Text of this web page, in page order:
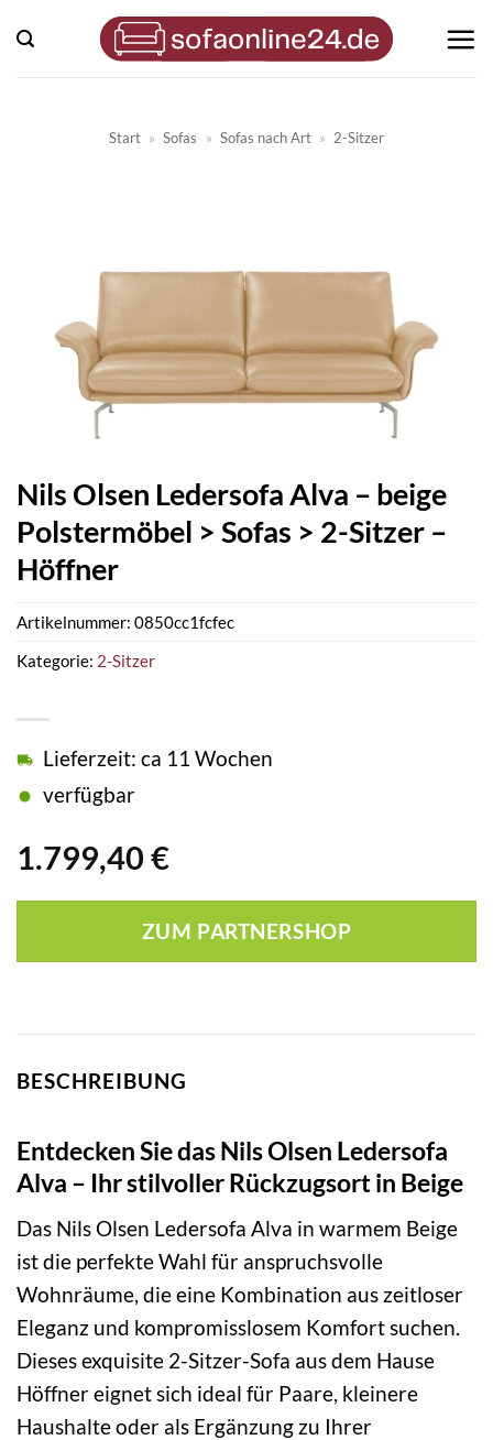
Inhalt
springen
Start » Sofas » Sofas nach Art » 2-Sitzer
Nils Olsen Ledersofa Alva – beige
Polstermöbel > Sofas > 2-Sitzer –
Höffner
1.799,40 €
Lieferzeit: ca 11 Wochen
verfügbar
ZUM PARTNERSHOP
Artikelnummer: 0850cc1fcfec
Kategorie: 2-Sitzer
BESCHREIBUNG
Entdecken Sie das Nils Olsen Ledersofa
Alva – Ihr stilvoller Rückzugsort in Beige
Das Nils Olsen Ledersofa Alva in warmem Beige
ist die perfekte Wahl für anspruchsvolle
Wohnräume, die eine Kombination aus zeitloser
Eleganz und kompromisslosem Komfort suchen.
Dieses exquisite 2-Sitzer-Sofa aus dem Hause
Höffner eignet sich ideal für Paare, kleinere
Haushalte oder als Ergänzung zu Ihrer